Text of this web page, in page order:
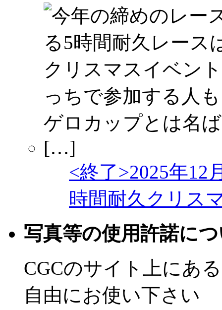
<終了>2025年12
時間耐久クリス
写真等の使用許諾に
CGCのサイト上にあ
自由にお使い下さい